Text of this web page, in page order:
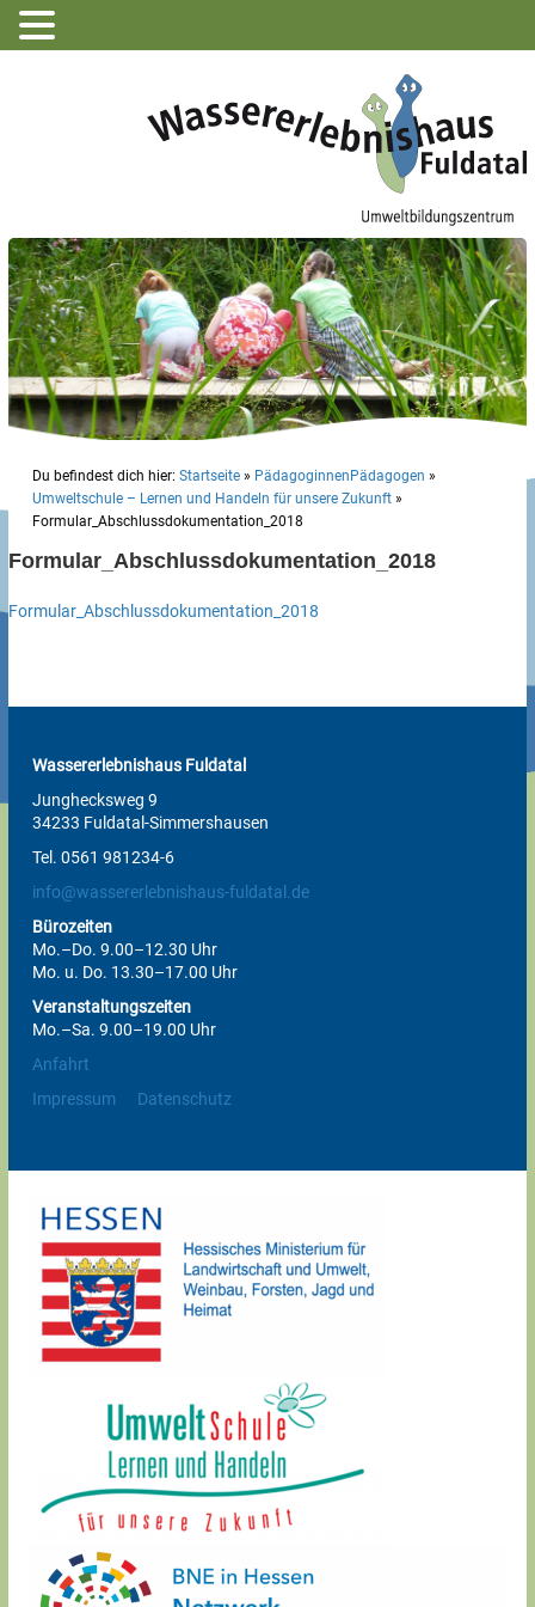
Du befindest dich hier: Startseite » PädagoginnenPädagogen »
Umweltschule – Lernen und Handeln für unsere Zukunft »
Formular_Abschlussdokumentation_2018
Formular_Abschlussdokumentation_2018
Formular_Abschlussdokumentation_2018
Wassererlebnishaus Fuldatal
Junghecksweg 9
34233 Fuldatal-Simmershausen
Tel. 0561 981234-6
info@wassererlebnishaus-fuldatal.de
Bürozeiten
Mo.–Do. 9.00–12.30 Uhr
Mo. u. Do. 13.30–17.00 Uhr
Veranstaltungszeiten
Mo.–Sa. 9.00–19.00 Uhr
Anfahrt
Impressum
Datenschutz